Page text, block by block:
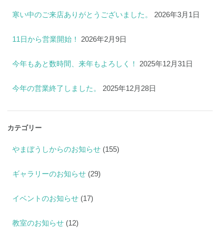
寒い中のご来店ありがとうございました。 2026年3月1日
11日から営業開始！ 2026年2月9日
今年もあと数時間、来年もよろしく！ 2025年12月31日
今年の営業終了しました。 2025年12月28日
カテゴリー
やまぼうしからのお知らせ (155)
ギャラリーのお知らせ (29)
イベントのお知らせ (17)
教室のお知らせ (12)